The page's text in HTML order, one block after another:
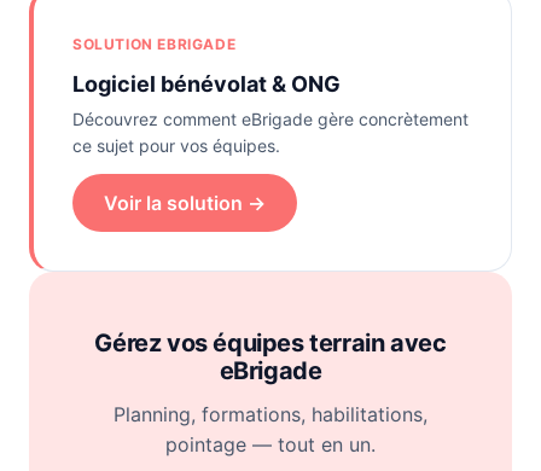
SOLUTION EBRIGADE
Logiciel bénévolat & ONG
Découvrez comment eBrigade gère concrètement
ce sujet pour vos équipes.
Voir la solution →
Gérez vos équipes terrain avec
eBrigade
Planning, formations, habilitations,
pointage — tout en un.